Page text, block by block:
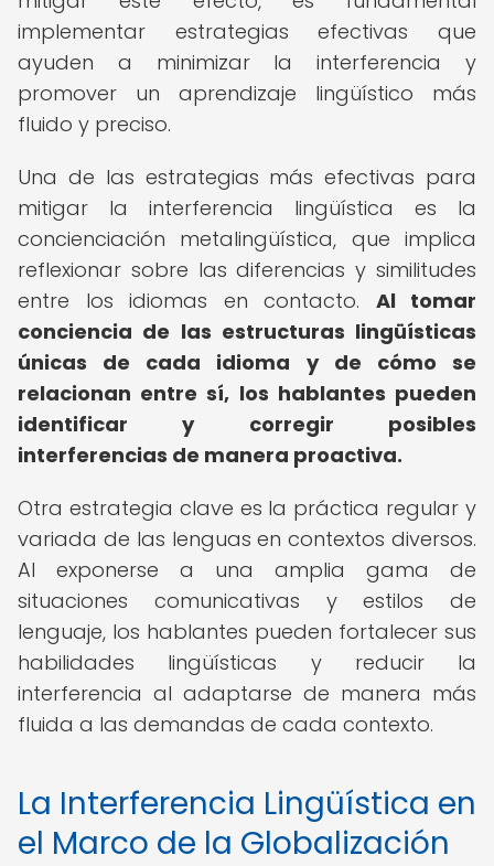
implementar estrategias efectivas que
ayuden a minimizar la interferencia y
promover un aprendizaje lingüístico más
fluido y preciso.
Una de las estrategias más efectivas para
mitigar la interferencia lingüística es la
concienciación metalingüística, que implica
reflexionar sobre las diferencias y similitudes
entre los idiomas en contacto. Al tomar
conciencia de las estructuras lingüísticas
únicas de cada idioma y de cómo se
relacionan entre sí, los hablantes pueden
identificar y corregir posibles
interferencias de manera proactiva.
Otra estrategia clave es la práctica regular y
variada de las lenguas en contextos diversos.
Al exponerse a una amplia gama de
situaciones comunicativas y estilos de
lenguaje, los hablantes pueden fortalecer sus
habilidades lingüísticas y reducir la
interferencia al adaptarse de manera más
fluida a las demandas de cada contexto.
La Interferencia Lingüística en
el Marco de la Globalización